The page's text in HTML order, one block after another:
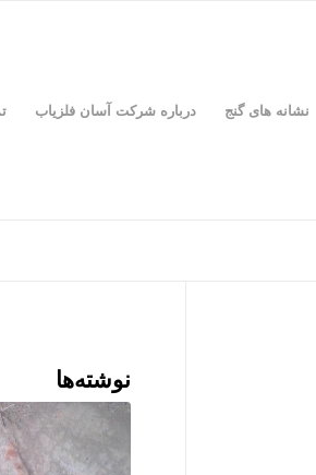
نشانه های گنج درباره شرکت آسان فلزیاب
نوشته‌ها